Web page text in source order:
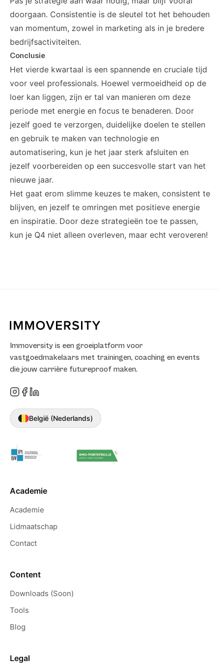
doorgaan. Consistentie is de sleutel tot het behouden
van momentum, zowel in marketing als in je bredere
bedrijfsactiviteiten.
Conclusie
Het vierde kwartaal is een spannende en cruciale tijd
voor veel professionals. Hoewel vermoeidheid op de
loer kan liggen, zijn er tal van manieren om deze
periode met energie en focus te benaderen. Door
jezelf goed te verzorgen, duidelijke doelen te stellen
en gebruik te maken van technologie en
automatisering, kun je het jaar sterk afsluiten en
jezelf voorbereiden op een succesvolle start van het
nieuwe jaar.
Het gaat erom slimme keuzes te maken, consistent te
blijven, en jezelf te omringen met positieve energie
en inspiratie. Door deze strategieën toe te passen,
kun je Q4 niet alleen overleven, maar echt veroveren!
Immoversity is een groeiplatform voor
vastgoedmakelaars met trainingen, coaching en events
die jouw carrière futureproof maken.
België (Nederlands)
Academie
Academie
Lidmaatschap
Contact
Content
Downloads (Soon)
Tools
Blog
Legal